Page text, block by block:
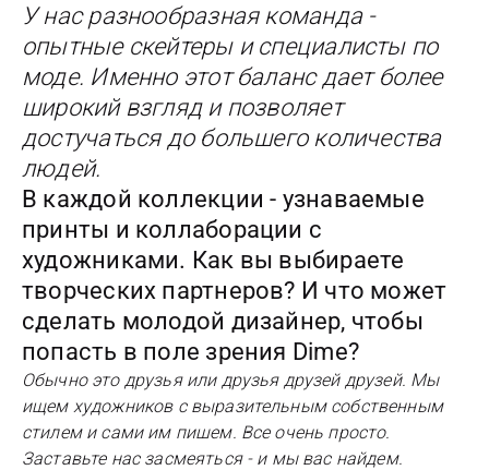
У нас разнообразная команда -
опытные скейтеры и специалисты по
моде. Именно этот баланс дает более
широкий взгляд и позволяет
достучаться до большего количества
людей.
В каждой коллекции - узнаваемые
принты и коллаборации с
художниками. Как вы выбираете
творческих партнеров? И что может
сделать молодой дизайнер, чтобы
попасть в поле зрения Dime?
Обычно это друзья или друзья друзей друзей. Мы
ищем художников с выразительным собственным
стилем и сами им пишем. Все очень просто.
Заставьте нас засмеяться - и мы вас найдем.